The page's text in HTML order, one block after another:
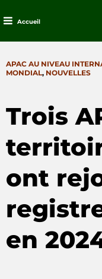
contenu
Accueil
CATEGORIES
APAC AU NIVEAU
MONDIAL, NOUVELLES
Trois
ont
en